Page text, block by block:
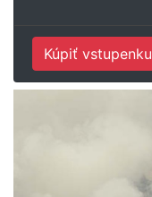
Kúpiť vstupenku